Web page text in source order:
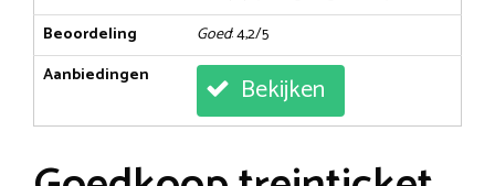
Beoordeling Goed: 4,2/5
Aanbiedingen
Bekijken